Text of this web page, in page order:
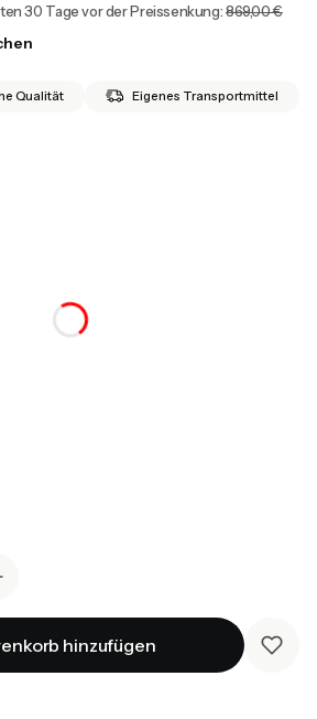
30 Tage vor der Preissenkung: 869,00 €
Qualität Eigenes Transportmittel
hinzufügen